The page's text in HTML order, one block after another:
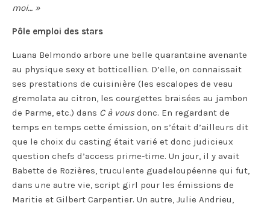
moi… »
Pôle emploi des stars
Luana Belmondo arbore une belle quarantaine avenante
au physique sexy et botticellien. D’elle, on connaissait
ses prestations de cuisinière (les escalopes de veau
gremolata au citron, les courgettes braisées au jambon
de Parme, etc.) dans C à vous donc. En regardant de
temps en temps cette émission, on s’était d’ailleurs dit
que le choix du casting était varié et donc judicieux
question chefs d’access prime-time. Un jour, il y avait
Babette de Rozières, truculente guadeloupéenne qui fut,
dans une autre vie, script girl pour les émissions de
Maritie et Gilbert Carpentier. Un autre, Julie Andrieu,